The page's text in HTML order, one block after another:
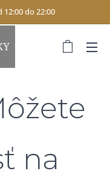
do 22:00
na